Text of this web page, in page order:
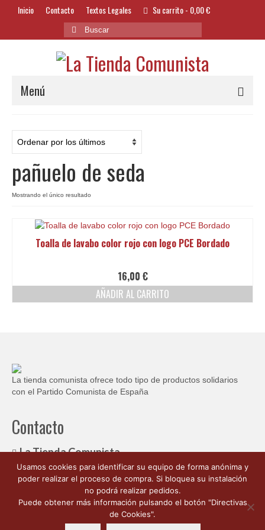
Inicio Contacto Textos Legales Su carrito- 0,00€
Buscar
por:
Menú
Bazar
Textil y Accesorios
Bordados
Banderas
Libros
pañuelo de seda
Mostrando el único resultado
Toalla de lavabo color rojo con logo PCE Bordado
16,00 €
AÑADIR AL CARRITO
La tienda comunista ofrece todo tipo de productos solidarios
con el Partido Comunista de España
Contacto
La Tienda Comunista
c/ Ambrosio de Morales, 1
Córdoba España 14003
662 176 563
info@latiendacomunista.es
Usamos cookies para identificar su equipo de forma anónima y
poder realizar el proceso de compra. Si bloquea su instalación
no podrá realizar pedidos.
Puede obtener más información pulsando el botón "Directivas
de Cookies".